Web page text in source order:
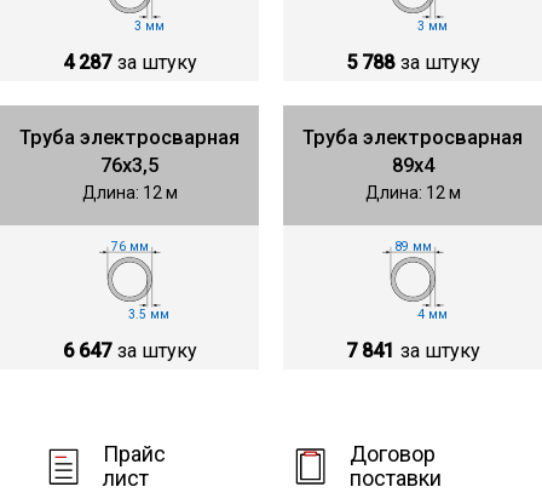
3 мм
4 287 за штуку
3 мм
5 788 за штуку
Труба электросварная
76х3,5
Длина: 12 м
76 мм
3.5 мм
6 647 за штуку
Труба электросварная
89х4
Длина: 12 м
89 мм
4 мм
7 841 за штуку
Прайс
лист
Договор
поставки